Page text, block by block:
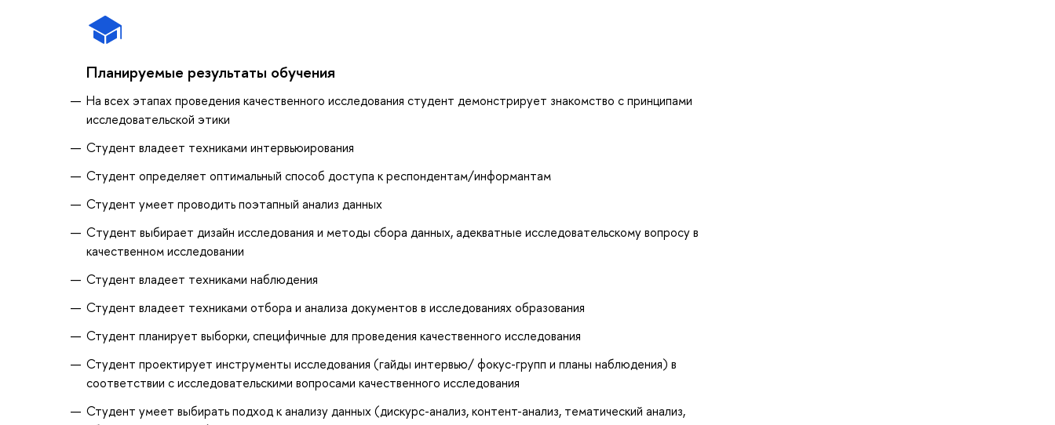
Планируемые результаты обучения
На всех этапах проведения качественного исследования студент демонстрирует знакомство с принципами
исследовательской этики
Студент владеет техниками интервьюирования
Студент определяет оптимальный способ доступа к респондентам/информантам
Студент умеет проводить поэтапный анализ данных
Cтудент выбирает дизайн исследования и методы сбора данных, адекватные исследовательскому вопросу в
качественном исследовании
Студент владеет техниками наблюдения
Студент владеет техниками отбора и анализа документов в исследованиях образования
Студент планирует выборки, специфичные для проведения качественного исследования
Студент проектирует инструменты исследования (гайды интервью/ фокус-групп и планы наблюдения) в
соответствии с исследовательскими вопросами качественного исследования
Студент умеет выбирать подход к анализу данных (дискурс-анализ, контент-анализ, тематический анализ,